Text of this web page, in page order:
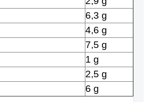
6,3 g
4,6 g
7,5 g
1 g
2,5 g
6 g